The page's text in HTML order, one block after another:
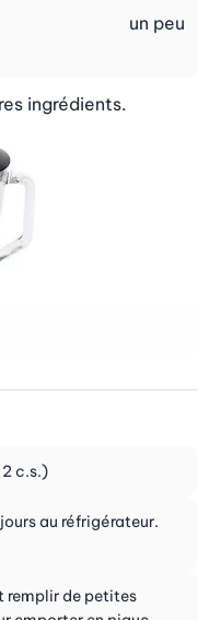
un peu
ingrédients.
c.s.)
au réfrigérateur.
remplir de petites